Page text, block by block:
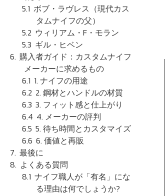
ボブ・ラヴレス（現代カス
タムナイフの父）
ウィリアム・F・モラン
ギル・ヒベン
購入者ガイド：カスタムナイフ
メーカーに求めるもの
1. ナイフの用途
2. 鋼材とハンドルの材質
3. フィット感と仕上がり
4. メーカーの評判
5. 待ち時間とカスタマイズ
6. 価値と再販
最後に
よくある質問
ナイフ職人が「有名」にな
る理由は何でしょうか?